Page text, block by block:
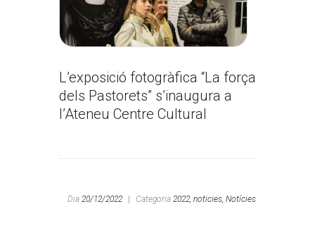
L’exposició fotogràfica “La força
dels Pastorets” s’inaugura a
l’Ateneu Centre Cultural
Dia 20/12/2022 Categoria 2022, noticies, Notícies